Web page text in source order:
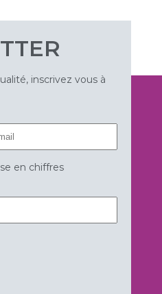
inscrivez vous à
en chiffres